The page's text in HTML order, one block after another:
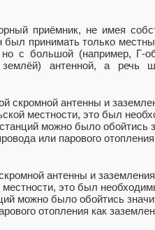
приёмник, не имея
был принимать только
но с большой (например,
антенной, а речь
антенны и
местности, это был
можно было обойтись
отопления как